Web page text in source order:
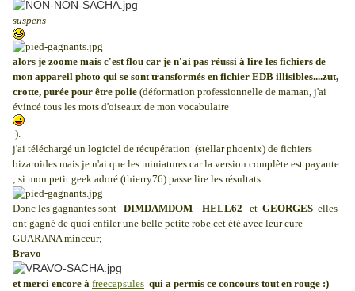
suspens
alors je zoome mais c'est flou car je n'ai pas réussi à lire les fichiers de
mon appareil photo qui se sont transformés en fichier EDB illisibles....zut,
crotte, purée pour être polie (déformation professionnelle de maman, j'ai
évincé tous les mots d'oiseaux de mon vocabulaire
).
j'ai téléchargé un logiciel de récupération (stellar phoenix) de fichiers
bizaroides mais je n'ai que les miniatures car la version complète est payante
; si mon petit geek adoré (thierry76) passe lire les résultats ...
Donc les gagnantes sont DIMDAMDOM HELL62 et GEORGES elles
ont gagné de quoi enfiler une belle petite robe cet été avec leur cure
GUARANA minceur;
Bravo
et merci encore à freecapsules qui a permis ce concours tout en rouge :)